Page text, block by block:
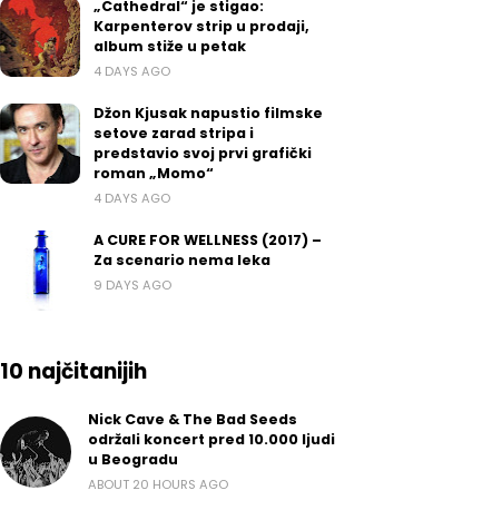
„Cathedral“ je stigao:
Karpenterov strip u prodaji,
album stiže u petak
4 DAYS AGO
Džon Kjusak napustio filmske
setove zarad stripa i
predstavio svoj prvi grafički
roman „Momo“
4 DAYS AGO
A CURE FOR WELLNESS (2017) –
Za scenario nema leka
9 DAYS AGO
10 najčitanijih
Nick Cave & The Bad Seeds
održali koncert pred 10.000 ljudi
u Beogradu
ABOUT 20 HOURS AGO